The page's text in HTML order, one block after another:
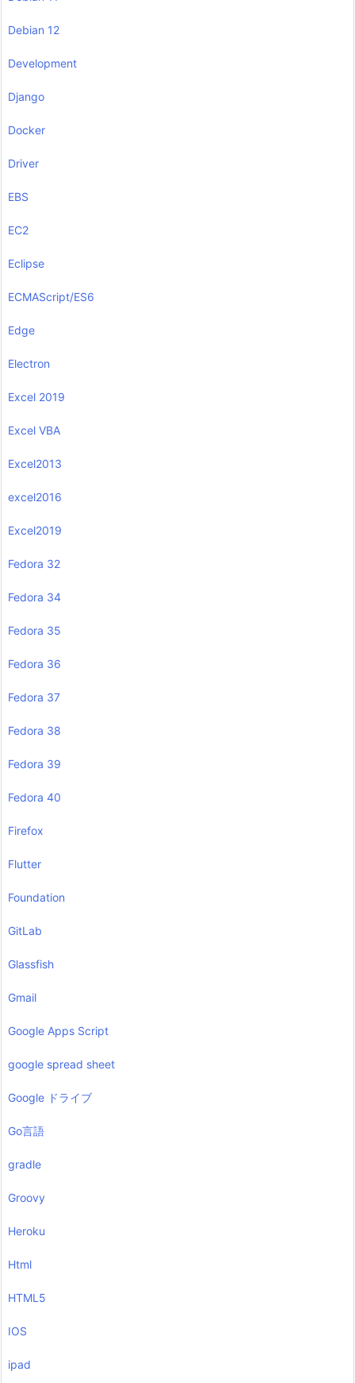
Debian 12
Development
Django
Docker
Driver
EBS
EC2
Eclipse
ECMAScript/ES6
Edge
Electron
Excel 2019
Excel VBA
Excel2013
excel2016
Excel2019
Fedora 32
Fedora 34
Fedora 35
Fedora 36
Fedora 37
Fedora 38
Fedora 39
Fedora 40
Firefox
Flutter
Foundation
GitLab
Glassfish
Gmail
Google Apps Script
google spread sheet
Google ドライブ
Go言語
gradle
Groovy
Heroku
Html
HTML5
IOS
ipad